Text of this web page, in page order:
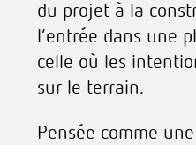
du projet à la
l’entrée dans une
celle où les
sur le terrain.
Pensée comme